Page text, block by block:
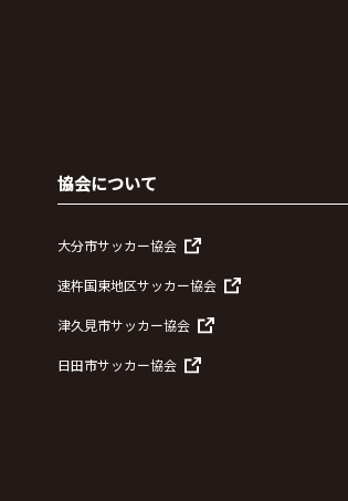
協会について
大分市サッカー協会
速杵国東地区サッカー協会
津久見市サッカー協会
日田市サッカー協会